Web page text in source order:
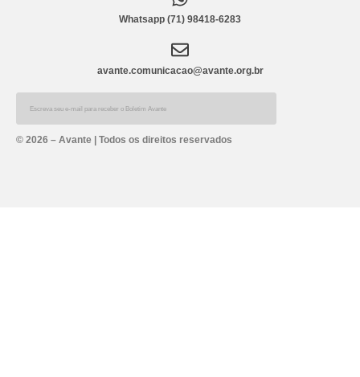
Whatsapp (71) 98418-6283
avante.comunicacao@avante.org.br
Alternative:
© 2026 – Avante | Todos os direitos reservados